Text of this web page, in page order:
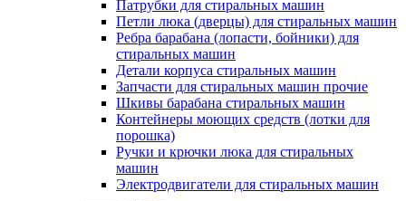
Патрубки для стиральных машин
Петли люка (дверцы) для стиральных машин
Ребра барабана (лопасти, бойники) для
стиральных машин
Детали корпуса стиральных машин
Запчасти для стиральных машин прочие
Шкивы барабана стиральных машин
Контейнеры моющих средств (лотки для
порошка)
Ручки и крючки люка для стиральных
машин
Электродвигатели для стиральных машин